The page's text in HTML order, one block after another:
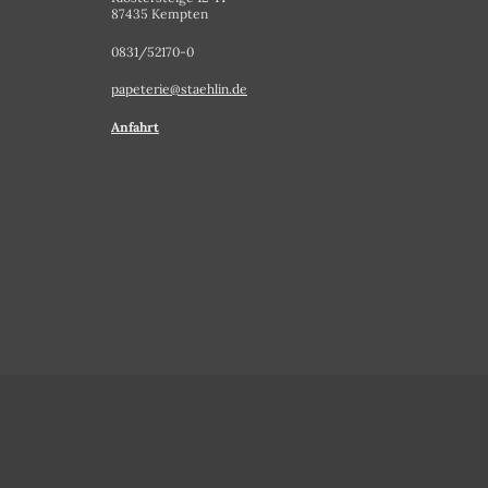
87435 Kempten
0831/52170-0
papeterie@staehlin.de
Anfahrt